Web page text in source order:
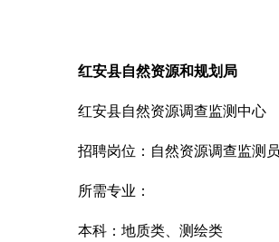
红安县自然资源和规划局
红安县自然资源调查监测中心
招聘岗位：自然资源调查监测员
所需专业：
本科：地质类、测绘类